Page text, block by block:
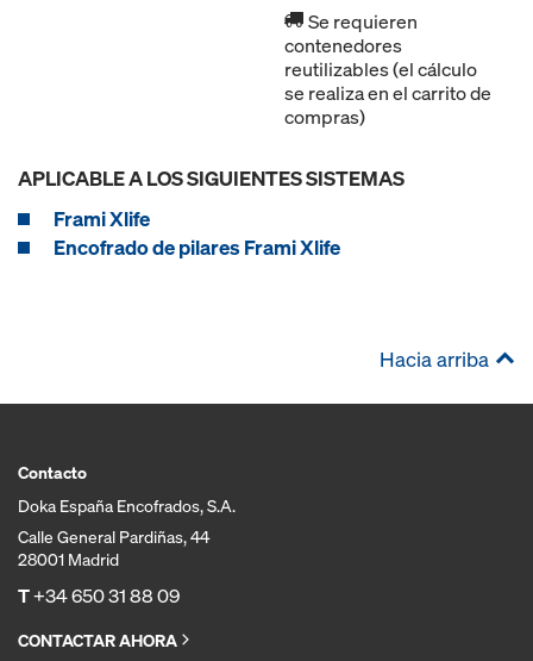
Se requieren
contenedores
reutilizables (el cálculo
se realiza en el carrito de
compras)
APLICABLE A LOS SIGUIENTES SISTEMAS
Frami Xlife
Encofrado de pilares Frami Xlife
Hacia arriba
Contacto
Doka España Encofrados, S.A.
Calle General Pardiñas, 44
28001 Madrid
T+34 650 31 88 09
CONTACTAR AHORA